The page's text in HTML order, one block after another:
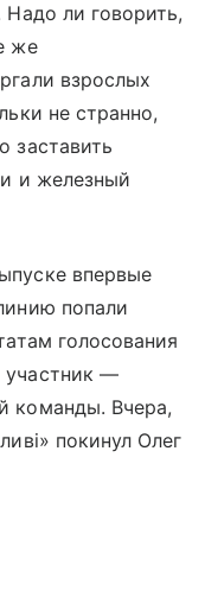
Надо ли говорить,
же
взрослых
не странно,
заставить
и железный
впервые
попали
голосования
участник —
команды. Вчера,
покинул Олег